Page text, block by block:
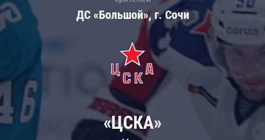
ДС «Большой», г. Сочи
«ЦСКА»